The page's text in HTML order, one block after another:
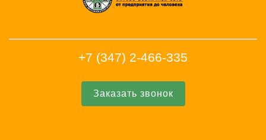
+7 (347) 2-466-335
Заказать звонок